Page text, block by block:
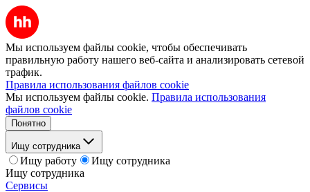
Мы используем файлы cookie, чтобы обеспечивать
правильную работу нашего веб-сайта и анализировать сетевой
трафик.
Правила использования файлов cookie
Мы используем файлы cookie. Правила использования
файлов cookie
Понятно
Ищу сотрудника
Ищу работу
Ищу сотрудника
Ищу сотрудника
Сервисы